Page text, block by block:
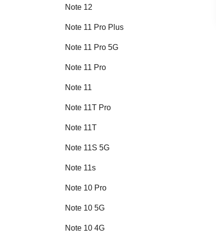
Note 12
Note 11 Pro Plus
Note 11 Pro 5G
Note 11 Pro
Note 11
Note 11T Pro
Note 11T
Note 11S 5G
Note 11s
Note 10 Pro
Note 10 5G
Note 10 4G